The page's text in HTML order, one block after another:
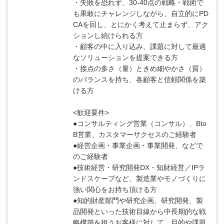
・失敗を恐れず、30-40点の戦略・戦術で
も果敢にチャレンジしながら、自立的にPD
CAを回し、とにかく考えて止まらず、アク
ションし続けられる方
・顧客の中に入り込み、課題に対して最適
なソリューションを提案できる方
・接点の多さ（量）ときめ細やかさ（質）
のバランスを持ち、各顧客と信頼関係を築
ける方
<歓迎要件>
●コンサルティング営業（コンサル）、Bto
B営業、カスタマーサクセスのご経験者
●経営企画・事業企画・事業開発、などで
のご経験者
●技術経営・研究開発DX・知財経営／IPラ
ンドスケープなど、製造業やモノづくりに
強い関心をお持ち頂ける方
●知的財産部門や研究企画、研究開発、製
品開発といった技術目線から中長期的な戦